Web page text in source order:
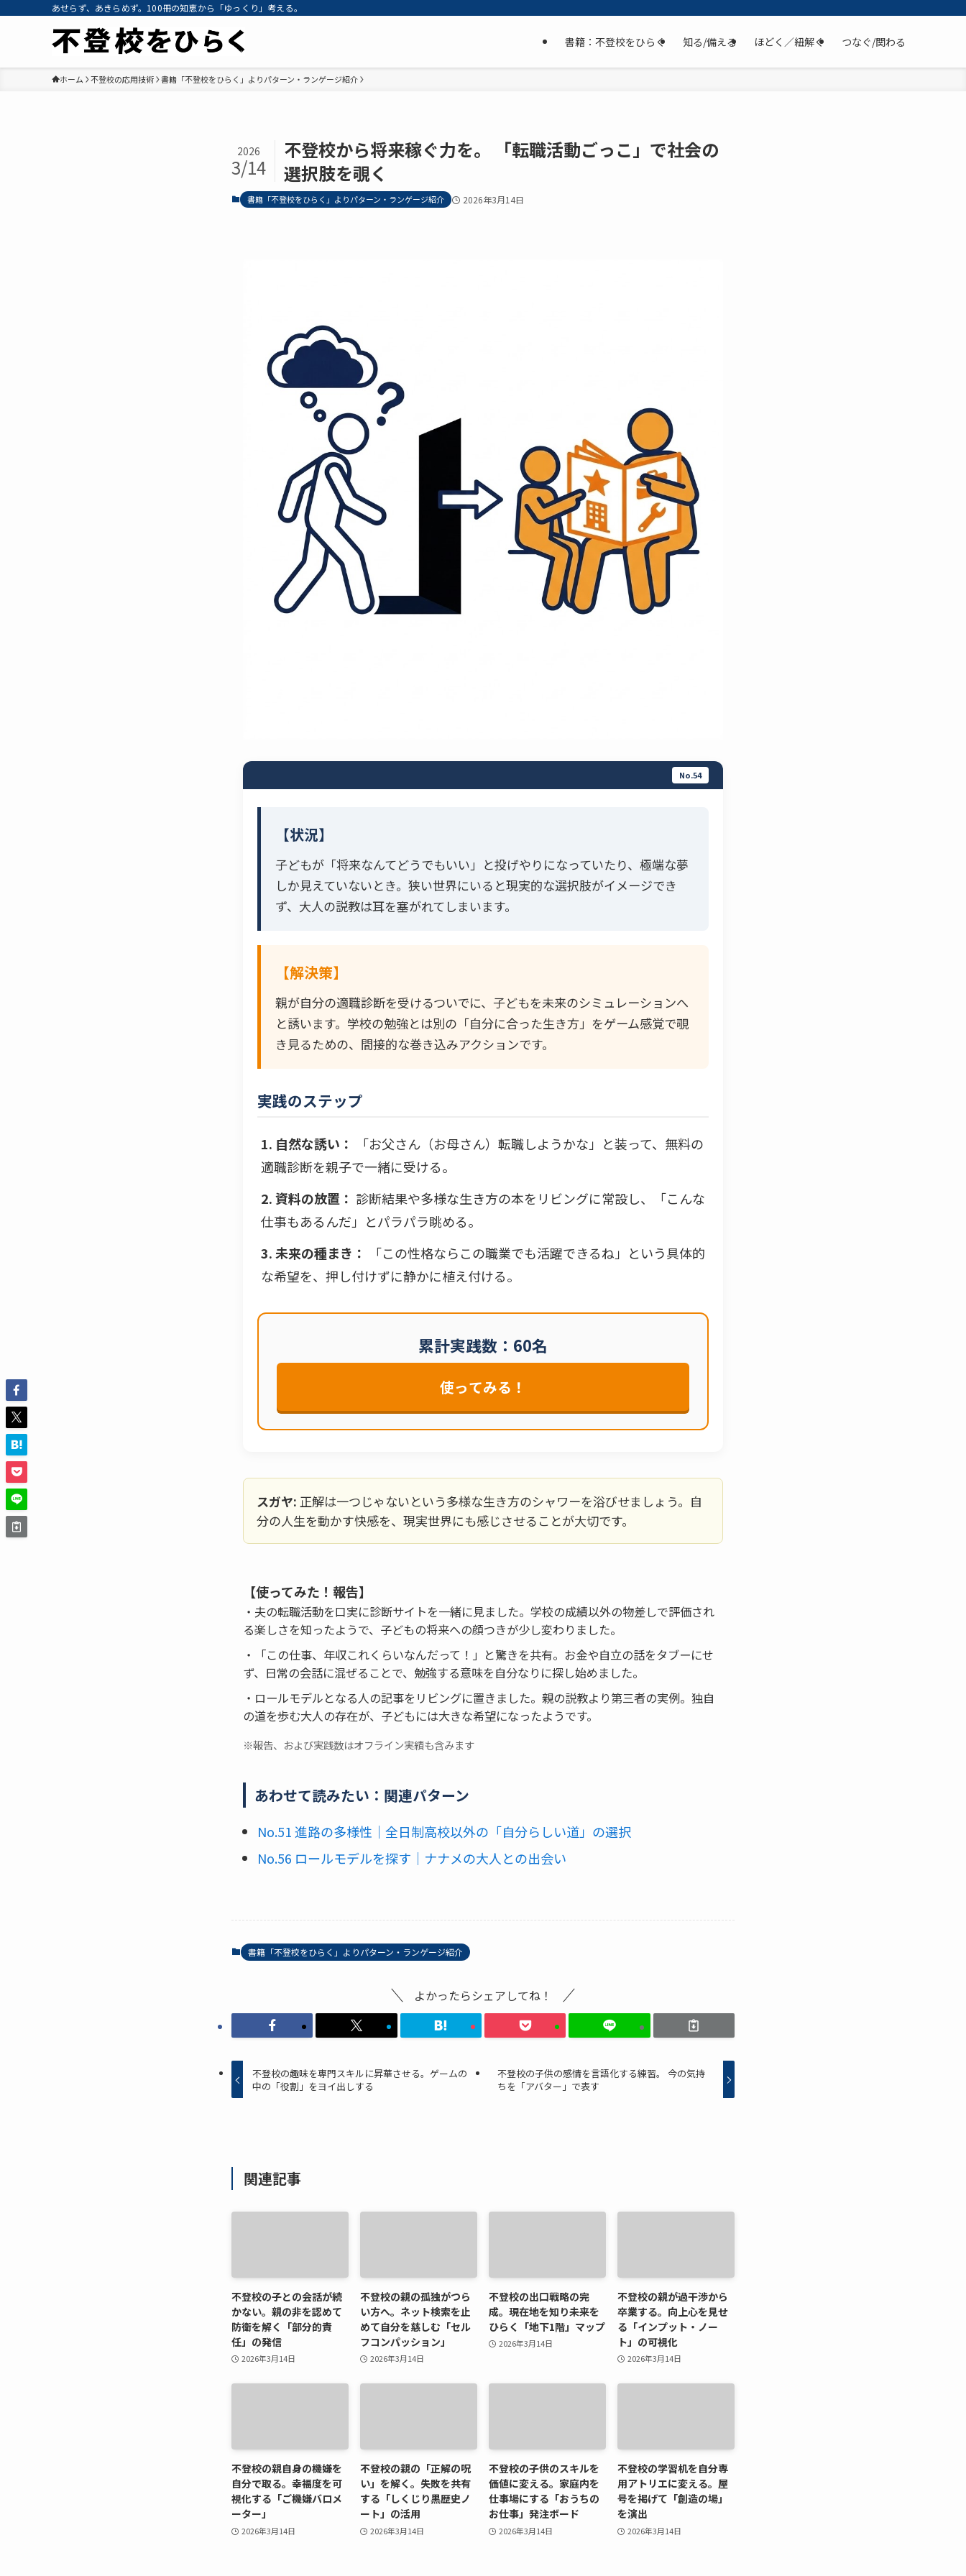
あせらず、あきらめず。100冊の知恵から「ゆっくり」考える。
書籍：不登校をひらく 知る/備える ほどく／紐解く つなぐ/関わる
ホーム 不登校の応用技術 書籍「不登校をひらく」よりパターン・ランゲージ紹介
不登校から将来稼ぐ力を。 「転職活動ごっこ」で社会の
選択肢を覗く
2026
3/14
書籍「不登校をひらく」よりパターン・ランゲージ紹介 2026年3月14日
No.54
【状況】
子どもが「将来なんてどうでもいい」と投げやりになっていたり、極端な夢
しか見えていないとき。狭い世界にいると現実的な選択肢がイメージでき
ず、大人の説教は耳を塞がれてしまいます。
【解決策】
親が自分の適職診断を受けるついでに、子どもを未来のシミュレーションへ
と誘います。学校の勉強とは別の「自分に合った生き方」をゲーム感覚で覗
き見るための、間接的な巻き込みアクションです。
実践のステップ
1. 自然な誘い：
「お父さん（お母さん）転職しようかな」と装って、無料の
適職診断を親子で一緒に受ける。
2. 資料の放置： 診断結果や多様な生き方の本をリビングに常設し、「こんな
仕事もあるんだ」とパラパラ眺める。
3. 未来の種まき：
「この性格ならこの職業でも活躍できるね」という具体的
な希望を、押し付けずに静かに植え付ける。
累計実践数： 60名
使ってみる！
スガヤ: 正解は一つじゃないという多様な生き方のシャワーを浴びせましょう。自
分の人生を動かす快感を、現実世界にも感じさせることが大切です。
【使ってみた！報告】
・夫の転職活動を口実に診断サイトを一緒に見ました。学校の成績以外の物差しで評価され
る楽しさを知ったようで、子どもの将来への顔つきが少し変わりました。
・「この仕事、年収これくらいなんだって！」と驚きを共有。お金や自立の話をタブーにせ
ず、日常の会話に混ぜることで、勉強する意味を自分なりに探し始めました。
・ロールモデルとなる人の記事をリビングに置きました。親の説教より第三者の実例。独自
の道を歩む大人の存在が、子どもには大きな希望になったようです。
※報告、および実践数はオフライン実績も含みます
あわせて読みたい：関連パターン
No.51 進路の多様性｜全日制高校以外の「自分らしい道」の選択
No.56 ロールモデルを探す｜ナナメの大人との出会い
書籍「不登校をひらく」よりパターン・ランゲージ紹介
よかったらシェアしてね！
不登校の趣味を専門スキルに昇華させる。ゲームの
中の「役割」をヨイ出しする
不登校の子供の感情を言語化する練習。 今の気持
ちを「アバター」で表す
関連記事
不登校の子との会話が続
かない。親の非を認めて
防衛を解く「部分的責
任」の発信
2026年3月14日
不登校の親の孤独がつら
い方へ。ネット検索を止
めて自分を慈しむ「セル
フコンパッション」
2026年3月14日
不登校の出口戦略の完
成。現在地を知り未来を
ひらく「地下1階」マップ
2026年3月14日
不登校の親が過干渉から
卒業する。向上心を見せ
る「インプット・ノー
ト」の可視化
2026年3月14日
不登校の親自身の機嫌を
自分で取る。幸福度を可
視化する「ご機嫌バロメ
ーター」
2026年3月14日
不登校の親の「正解の呪
い」を解く。失敗を共有
する「しくじり黒歴史ノ
ート」の活用
2026年3月14日
不登校の子供のスキルを
価値に変える。家庭内を
仕事場にする「おうちの
お仕事」発注ボード
2026年3月14日
不登校の学習机を自分専
用アトリエに変える。屋
号を掲げて「創造の場」
を演出
2026年3月14日